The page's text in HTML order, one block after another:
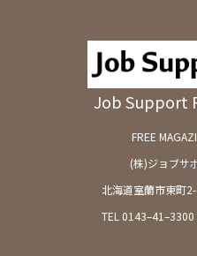
Job Support
FREE
(株)ジョブサ
北海道室蘭市東町
TEL